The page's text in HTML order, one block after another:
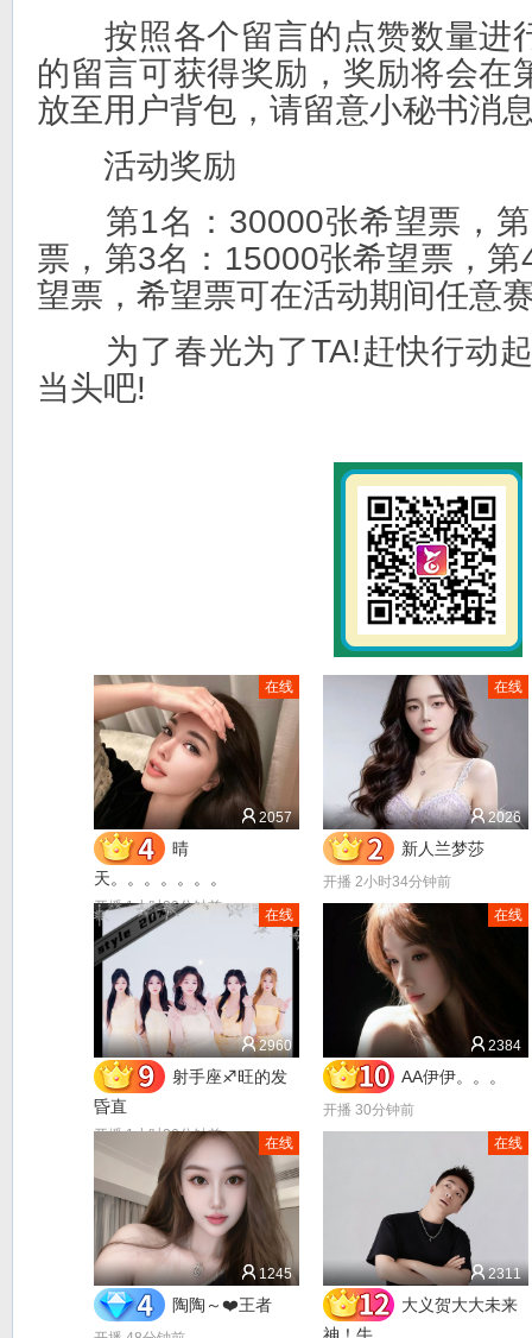
按照各个留言的点赞数量进
的留言可获得奖励，奖励将会在
放至用户背包，请留意小秘书消
活动奖励
第1名：30000张希望票，第
票，第3名：15000张希望票，
望票，希望票可在活动期间任意
为了春光为了TA!赶快行动起
当头吧!
2057
在线
晴
天。。。。。。。
开播 1小时29分钟前
2026
在线
新人兰梦莎
开播 2小时34分钟前
2960
在线
射手座♐️旺的发
昏直
开播 1小时36分钟前
2384
在线
AA伊伊。。。
开播 30分钟前
1245
在线
陶陶～❤️王者
2311
在线
大义贺大大未来